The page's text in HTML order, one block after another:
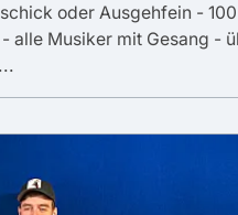
oder Ausgehfein -
alle Musiker mit Gesang -